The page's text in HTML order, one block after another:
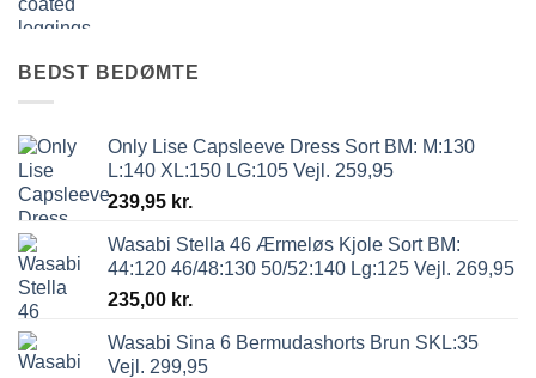
BEDST BEDØMTE
Only Lise Capsleeve Dress Sort BM: M:130
L:140 XL:150 LG:105 Vejl. 259,95
239,95 kr.
Wasabi Stella 46 Ærmeløs Kjole Sort BM:
44:120 46/48:130 50/52:140 Lg:125 Vejl. 269,95
235,00 kr.
Wasabi Sina 6 Bermudashorts Brun SKL:35
Vejl. 299,95